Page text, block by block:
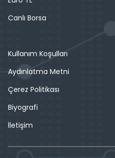
Canlı Borsa
Kullanım Koşulları
Aydınlatma Metni
Çerez Politikası
Biyografi
İletişim